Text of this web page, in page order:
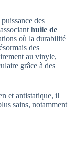
des
huile de
où la durabilité
des
au vinyle,
grâce à des
et antistatique, il
sains, notamment